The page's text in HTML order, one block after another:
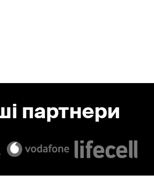
партнери